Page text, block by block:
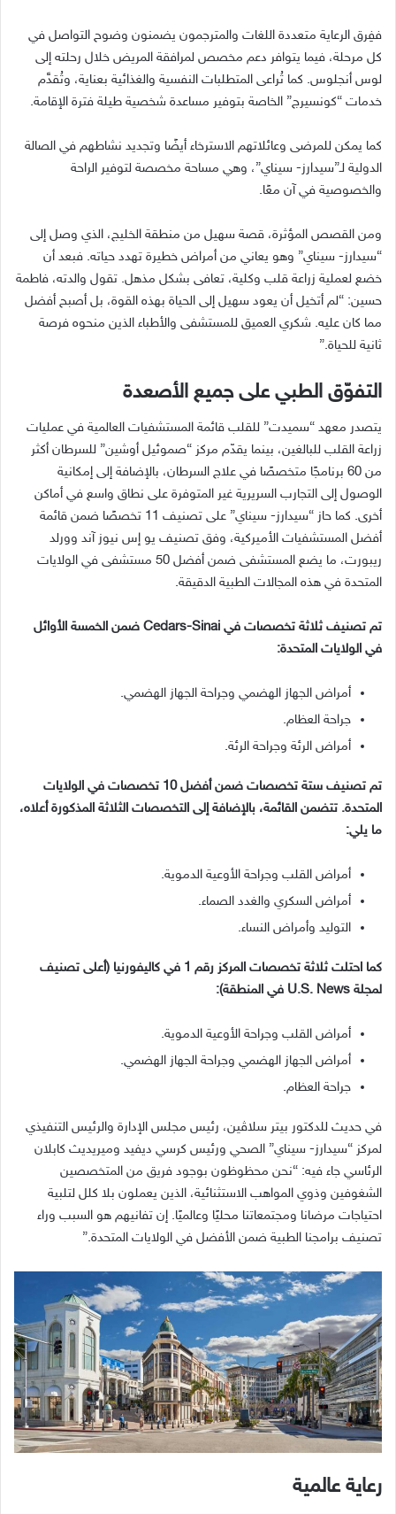
ففِرق الرعاية متعددة اللغات والمترجمون يضمنون وضوح التواصل في
كل مرحلة، فيما يتوافر دعم مخصص لمرافقة المريض خلال رحلته إلى
لوس أنجلوس. كما تُراعى المتطلبات النفسية والغذائية بعناية، وتُقدَّم
خدمات “كونسيرج” الخاصة بتوفير مساعدة شخصية طيلة فترة الإقامة.
كما يمكن للمرضى وعائلاتهم الاسترخاء أيضًا وتجديد نشاطهم في الصالة
الدولية لـ”سيدارز- سيناي”، وهي مساحة مخصصة لتوفير الراحة
والخصوصية في آن معًا.
ومن القصص المؤثرة، قصة سهيل من منطقة الخليج، الذي وصل إلى
“سيدارز- سيناي” وهو يعاني من أمراض خطيرة تهدد حياته. فبعد أن
خضع لعملية زراعة قلب وكلية، تعافى بشكل مذهل. تقول والدته، فاطمة
حسين: “لم أتخيل أن يعود سهيل إلى الحياة بهذه القوة، بل أصبح أفضل
مما كان عليه. شكري العميق للمستشفى والأطباء الذين منحوه فرصة
ثانية للحياة.”
التفوّق الطبي على جميع الأصعدة
يتصدر معهد “سميدت” للقلب قائمة المستشفيات العالمية في عمليات
زراعة القلب للبالغين، بينما يقدّم مركز “صموئيل أوشين” للسرطان أكثر
من 60 برنامجًا متخصصًا في علاج السرطان، بالإضافة إلى إمكانية
الوصول إلى التجارب السريرية غير المتوفرة على نطاق واسع في أماكن
أخرى. كما حاز “سيدارز- سيناي” على تصنيف 11 تخصصًا ضمن قائمة
أفضل المستشفيات الأميركية، وفق تصنيف يو إس نيوز آند وورلد
ريبورت، ما يضع المستشفى ضمن أفضل 50 مستشفى في الولايات
المتحدة في هذه المجالات الطبية الدقيقة.
تم تصنيف ثلاثة تخصصات في Cedars-Sinai ضمن الخمسة الأوائل
في الولايات المتحدة:
أمراض الجهاز الهضمي وجراحة الجهاز الهضمي.
جراحة العظام.
أمراض الرئة وجراحة الرئة.
تم تصنيف ستة تخصصات ضمن أفضل 10 تخصصات في الولايات
المتحدة. تتضمن القائمة، بالإضافة إلى التخصصات الثلاثة المذكورة أعلاه،
ما يلي:
أمراض القلب وجراحة الأوعية الدموية.
أمراض السكري والغدد الصماء.
التوليد وأمراض النساء.
كما احتلت ثلاثة تخصصات المركز رقم 1 في كاليفورنيا (أعلى تصنيف
لمجلة U.S. News في المنطقة):
أمراض القلب وجراحة الأوعية الدموية.
أمراض الجهاز الهضمي وجراحة الجهاز الهضمي.
جراحة العظام.
في حديث للدكتور بيتر سلاڤين، رئيس مجلس الإدارة والرئيس التنفيذي
لمركز “سيدارز- سيناي” الصحي ورئيس كرسي ديفيد وميريديث كابلان
الرئاسي جاء فيه: “نحن محظوظون بوجود فريق من المتخصصين
الشغوفين وذوي المواهب الاستثنائية، الذين يعملون بلا كلل لتلبية
احتياجات مرضانا ومجتمعاتنا محليًا وعالميًا. إن تفانيهم هو السبب وراء
تصنيف برامجنا الطبية ضمن الأفضل في الولايات المتحدة.”
رعاية عالمية